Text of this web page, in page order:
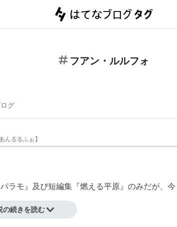
フアン・ルルフォ
グ
んるるふぉ】
ラモ』及び短編集『燃える平原』のみだが、今
の続きを読む